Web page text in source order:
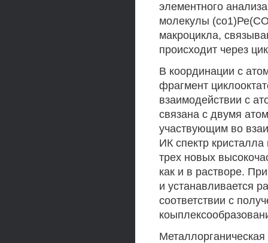
элементного
молекулы
макроцикла,
происходит через
В координации с
фрагмент
взаимодействии с
связана с двумя
участвующим во
ИК спектр
трех новых
как и в растворе.
и устанавливается
соответствии с